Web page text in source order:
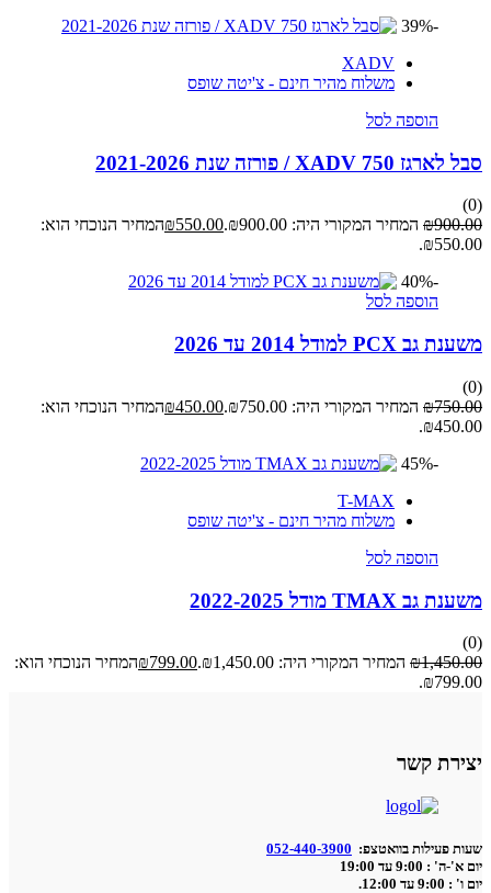
-39%
XADV
משלוח מהיר חינם - צ'יטה שופס
הוספה לסל
סבל לארגז XADV 750 / פורזה שנת 2021-2026
(0)
₪900.00 המחיר המקורי היה: ₪900.00. ₪550.00
המחיר הנוכחי הוא:
₪550.00.
-40%
הוספה לסל
משענת גב PCX למודל 2014 עד 2026
(0)
₪750.00 המחיר המקורי היה: ₪750.00. ₪450.00
המחיר הנוכחי הוא:
₪450.00.
-45%
T-MAX
משלוח מהיר חינם - צ'יטה שופס
הוספה לסל
משענת גב TMAX מודל 2022-2025
(0)
₪1,450.00 המחיר המקורי היה: ₪1,450.00. ₪799.00
המחיר הנוכחי הוא:
₪799.00.
יצירת קשר
שעות פעילות בוואטצפ: 052-440-3900
יום א'-ה' : 9:00 עד 19:00
יום ו' : 9:00 עד 12:00.